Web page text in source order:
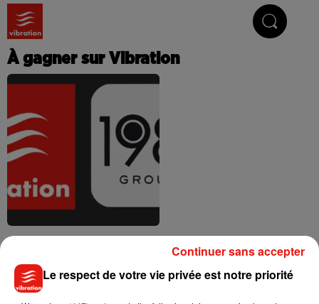
À gagner sur Vibration
Le respect de votre vie privée est notre priorité
Continuer sans accepter